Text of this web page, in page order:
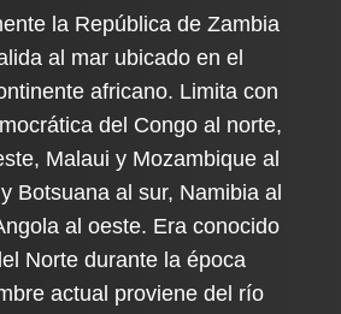
la República de Zambia
al mar ubicado en el
africano. Limita con
del Congo al norte,
Malaui y Mozambique al
Botsuana al sur, Namibia al
al oeste. Era conocido
Norte durante la época
actual proviene del río